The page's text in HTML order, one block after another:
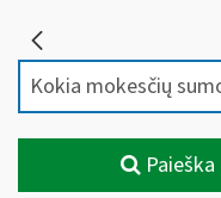
Paieška